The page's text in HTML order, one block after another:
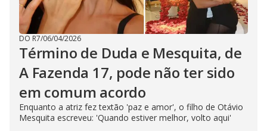
DO R7/06/04/2026
Término de Duda e Mesquita, de
A Fazenda 17, pode não ter sido
em comum acordo
Enquanto a atriz fez textão 'paz e amor', o filho de Otávio
Mesquita escreveu: 'Quando estiver melhor, volto aqui'